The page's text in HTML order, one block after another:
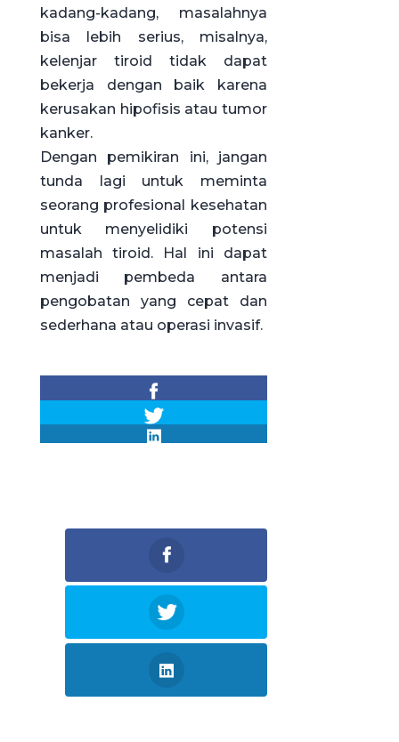
kadang-kadang, masalahnya
bisa lebih serius, misalnya,
kelenjar tiroid tidak dapat
bekerja dengan baik karena
kerusakan hipofisis atau tumor
kanker.
Dengan pemikiran ini, jangan
tunda lagi untuk meminta
seorang profesional kesehatan
untuk menyelidiki potensi
masalah tiroid. Hal ini dapat
menjadi pembeda antara
pengobatan yang cepat dan
sederhana atau operasi invasif.